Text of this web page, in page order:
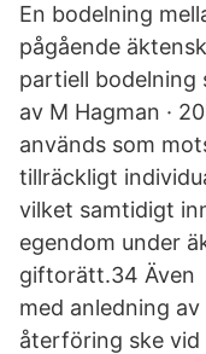
En bodelning
pågående
partiell bodelning
av M Hagman ·
används som
tillräckligt
vilket samtidigt
egendom under
giftorätt.34 Även
med anledning
återföring ske vid